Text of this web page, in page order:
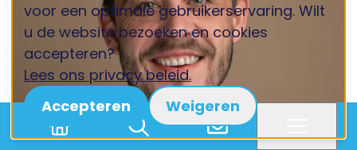
voor een optimale gebruikerservaring. Wilt
u de website bezoeken en cookies
accepteren?
Lees ons privacy beleid.
Accepteren
Weigeren